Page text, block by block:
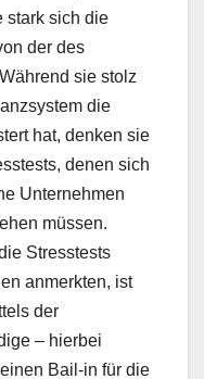
stark sich die
der des
sie stolz
die
hat, denken sie
denen sich
Unternehmen
müssen.
Stresstests
anmerkten, ist
der
– hierbei
Bail-in für die